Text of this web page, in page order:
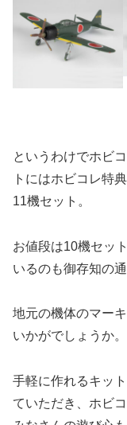
というわけでホビ
トにはホビコレ特
11機セット。
お値段は10機セッ
いるのも御存知の通
地元の機体のマー
いかがでしょうか。
手軽に作れるキッ
ていただき、ホビ